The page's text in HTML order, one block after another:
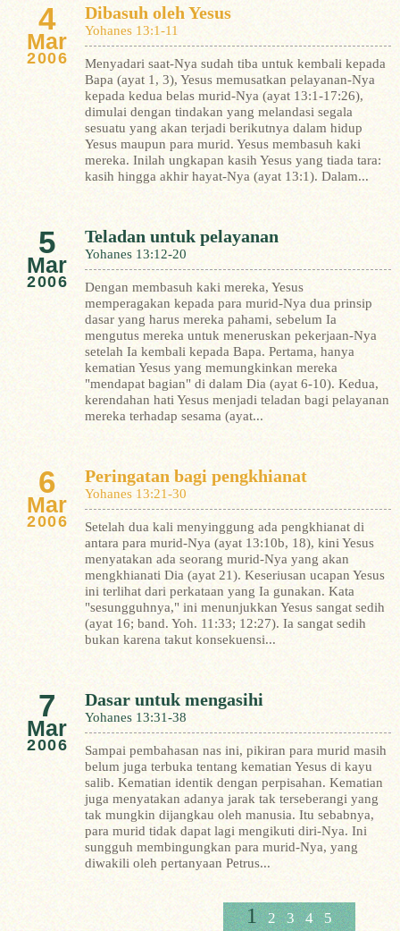
4
Mar
2006
Dibasuh oleh Yesus
Yohanes 13:1-11
Menyadari saat-Nya sudah tiba untuk kembali kepada
Bapa (ayat 1, 3), Yesus memusatkan pelayanan-Nya
kepada kedua belas murid-Nya (ayat 13:1-17:26),
dimulai dengan tindakan yang melandasi segala
sesuatu yang akan terjadi berikutnya dalam hidup
Yesus maupun para murid. Yesus membasuh kaki
mereka. Inilah ungkapan kasih Yesus yang tiada tara:
kasih hingga akhir hayat-Nya (ayat 13:1). Dalam...
5
Mar
2006
Teladan untuk pelayanan
Yohanes 13:12-20
Dengan membasuh kaki mereka, Yesus
memperagakan kepada para murid-Nya dua prinsip
dasar yang harus mereka pahami, sebelum Ia
mengutus mereka untuk meneruskan pekerjaan-Nya
setelah Ia kembali kepada Bapa. Pertama, hanya
kematian Yesus yang memungkinkan mereka
"mendapat bagian" di dalam Dia (ayat 6-10). Kedua,
kerendahan hati Yesus menjadi teladan bagi pelayanan
mereka terhadap sesama (ayat...
6
Mar
2006
Peringatan bagi pengkhianat
Yohanes 13:21-30
Setelah dua kali menyinggung ada pengkhianat di
antara para murid-Nya (ayat 13:10b, 18), kini Yesus
menyatakan ada seorang murid-Nya yang akan
mengkhianati Dia (ayat 21). Keseriusan ucapan Yesus
ini terlihat dari perkataan yang Ia gunakan. Kata
"sesungguhnya," ini menunjukkan Yesus sangat sedih
(ayat 16; band. Yoh. 11:33; 12:27). Ia sangat sedih
bukan karena takut konsekuensi...
7
Mar
2006
Dasar untuk mengasihi
Yohanes 13:31-38
Sampai pembahasan nas ini, pikiran para murid masih
belum juga terbuka tentang kematian Yesus di kayu
salib. Kematian identik dengan perpisahan. Kematian
juga menyatakan adanya jarak tak terseberangi yang
tak mungkin dijangkau oleh manusia. Itu sebabnya,
para murid tidak dapat lagi mengikuti diri-Nya. Ini
sungguh membingungkan para murid-Nya, yang
diwakili oleh pertanyaan Petrus...
1 2 3 4 5